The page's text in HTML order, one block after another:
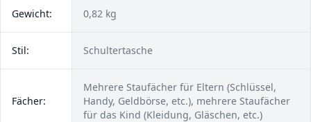
Gewicht: 0,82 kg
Stil: Schultertasche
Fächer:
Mehrere Staufächer für Eltern (Schlüssel,
Handy, Geldbörse, etc.), mehrere Staufächer
für das Kind (Kleidung, Gläschen, etc.)